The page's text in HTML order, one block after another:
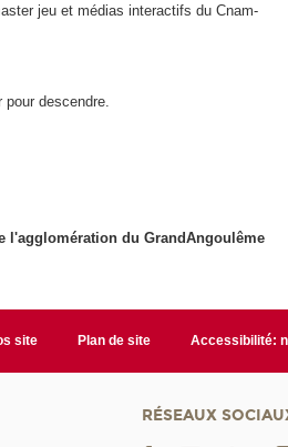
jeu et médias interactifs du Cnam-
pour descendre.
l'agglomération du GrandAngoulême
site Plan de site Accessibilité:
RÉSEAUX